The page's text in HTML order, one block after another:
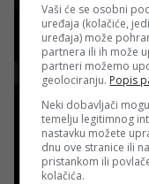
Vaši će se osobni
uređaja (kolačiće,
uređaja) može
partnera ili ih može
partneri možemo
geolociranju. Popis
Neki dobavljači
temelju legitimnog
nastavku možete
dnu ove stranice ili
pristankom ili
kolačića.